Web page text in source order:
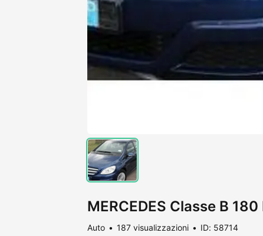
MERCEDES Classe B
Auto 187 visualizzazioni ID: 58714